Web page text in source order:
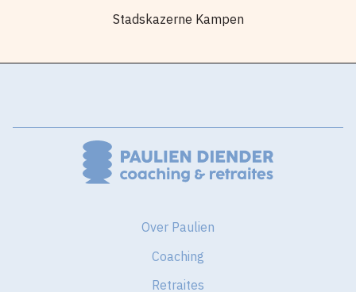
Stadskazerne Kampen
Over Paulien
Coaching
Retraites